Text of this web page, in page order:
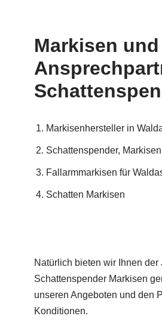
Markisen
Markisenhersteller in
Schattenspender,
Fallarmmarkisen für
Schatten Markisen
Natürlich bieten wir Ihnen der
Schattenspender Markisen
unseren Angeboten und den
Konditionen.